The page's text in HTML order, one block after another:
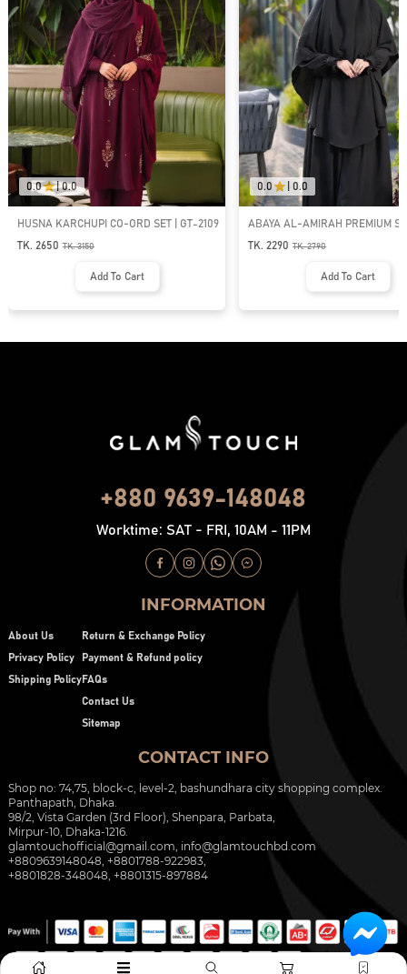
0.0 | 0.0
HUSNA KARCHUPI CO-ORD SET | GT-2109
TK. 2650 TK.3150
Add To Cart
0.0 0.0
ABAYA AL-AMIRAH PREMIUM
TK. 2290 TK.2790
Add To Cart
+880 9639-148048
Worktime: SAT - FRI, 10AM - 11PM
INFORMATION
About Us
Privacy Policy
Shipping Policy
Return & Exchange Policy
Payment & Refund policy
FAQs
Contact Us
Sitemap
CONTACT INFO
Shop no: 74,75, block-c, level-2, bashundhara city shopping complex.
Panthapath, Dhaka.
98/2, Vista Garden (3rd Floor), Shenpara, Parbata,
Mirpur-10, Dhaka-1216.
glamtouchofficial@gmail.com info@glamtouchbd.com
+8809639148048, +8801788-922983,
+8801828-348048, +8801315-897884